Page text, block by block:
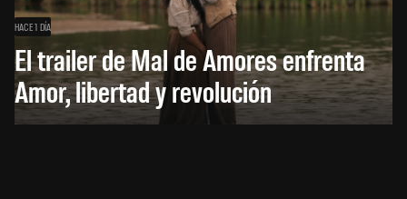
HACE 1 DÍA
El trailer de Mal de Amores enfrenta
Amor, libertad y revolución